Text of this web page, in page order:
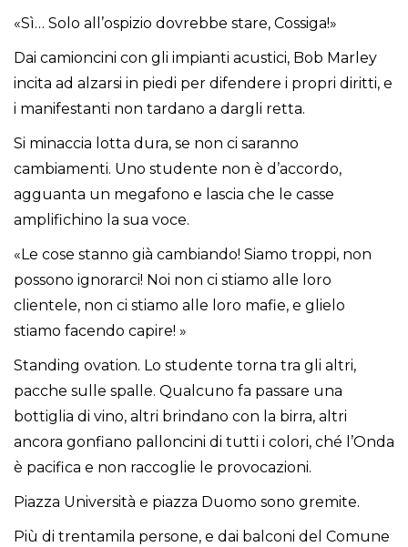
«Sì… Solo all’ospizio dovrebbe stare, Cossiga!»
Dai camioncini con gli impianti acustici, Bob Marley
incita ad alzarsi in piedi per difendere i propri diritti, e
i manifestanti non tardano a dargli retta.
Si minaccia lotta dura, se non ci saranno
cambiamenti. Uno studente non è d’accordo,
agguanta un megafono e lascia che le casse
amplifichino la sua voce.
«Le cose stanno già cambiando! Siamo troppi, non
possono ignorarci! Noi non ci stiamo alle loro
clientele, non ci stiamo alle loro mafie, e glielo
stiamo facendo capire! »
Standing ovation. Lo studente torna tra gli altri,
pacche sulle spalle. Qualcuno fa passare una
bottiglia di vino, altri brindano con la birra, altri
ancora gonfiano palloncini di tutti i colori, ché l’Onda
è pacifica e non raccoglie le provocazioni.
Piazza Università e piazza Duomo sono gremite.
Più di trentamila persone, e dai balconi del Comune